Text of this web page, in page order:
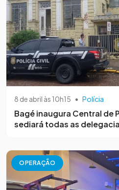
8 de abril às 10h15 • Polícia
Bagé inaugura Central de
sediará todas as
OPERAÇÃO